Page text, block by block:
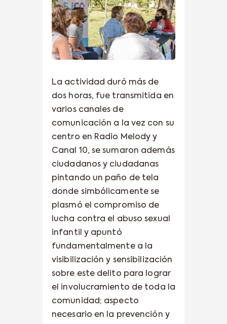
La actividad duró más de
dos horas, fue transmitida en
varios canales de
comunicación a la vez con su
centro en Radio Melody y
Canal 10, se sumaron además
ciudadanos y ciudadanas
pintando un paño de tela
donde simbólicamente se
plasmó el compromiso de
lucha contra el abuso sexual
infantil y apuntó
fundamentalmente a la
visibilización y sensibilización
sobre este delito para lograr
el involucramiento de toda la
comunidad; aspecto
necesario en la prevención y